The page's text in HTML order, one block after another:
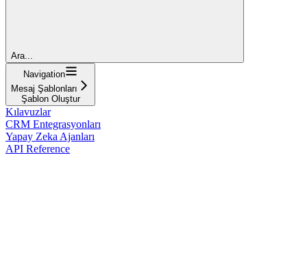
Ara...
Navigation
Mesaj Şablonları
Şablon Oluştur
Kılavuzlar
CRM Entegrasyonları
Yapay Zeka Ajanları
API Reference